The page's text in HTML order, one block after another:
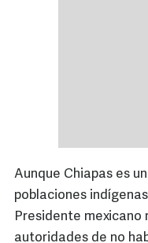
Aunque Chiapas es
poblaciones
Presidente mexicano
autoridades de no